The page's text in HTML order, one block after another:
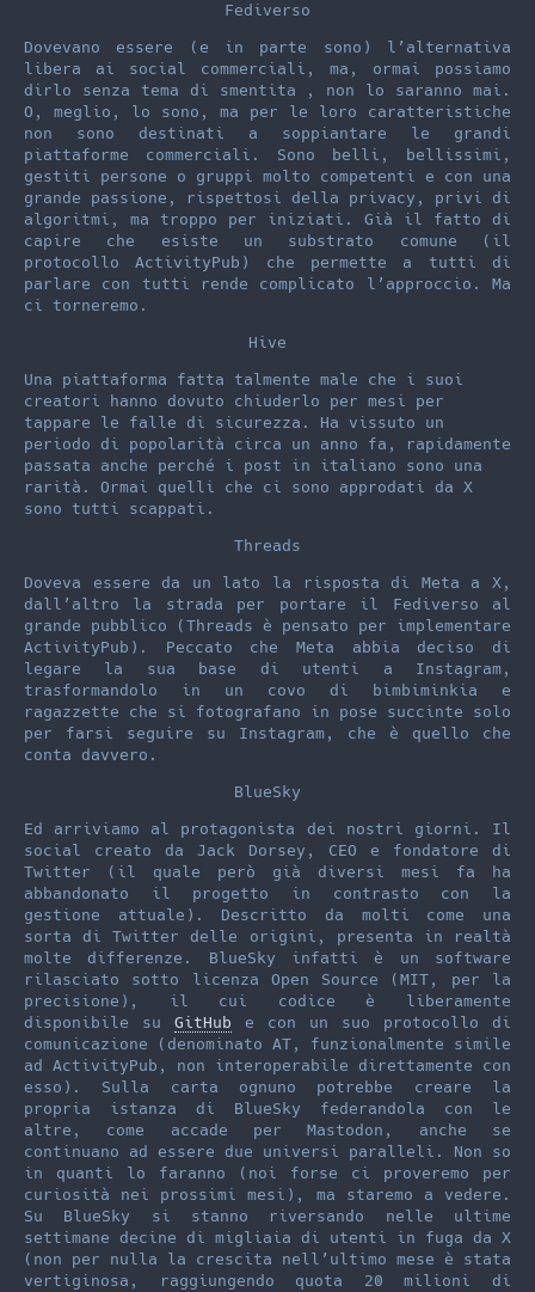
Fediverso
Dovevano essere (e in parte sono) l’alternativa
libera ai social commerciali, ma, ormai possiamo
dirlo senza tema di smentita , non lo saranno mai.
O, meglio, lo sono, ma per le loro caratteristiche
non sono destinati a soppiantare le grandi
piattaforme commerciali. Sono belli, bellissimi,
gestiti persone o gruppi molto competenti e con una
grande passione, rispettosi della privacy, privi di
algoritmi, ma troppo per iniziati. Già il fatto di
capire che esiste un substrato comune (il
protocollo ActivityPub) che permette a tutti di
parlare con tutti rende complicato l’approccio. Ma
ci torneremo.
Hive
Una piattaforma fatta talmente male che i suoi
creatori hanno dovuto chiuderlo per mesi per
tappare le falle di sicurezza. Ha vissuto un
periodo di popolarità circa un anno fa, rapidamente
passata anche perché i post in italiano sono una
rarità. Ormai quelli che ci sono approdati da X
sono tutti scappati.
Threads
Doveva essere da un lato la risposta di Meta a X,
dall’altro la strada per portare il Fediverso al
grande pubblico (Threads è pensato per implementare
ActivityPub). Peccato che Meta abbia deciso di
legare la sua base di utenti a Instagram,
trasformandolo in un covo di bimbiminkia e
ragazzette che si fotografano in pose succinte solo
per farsi seguire su Instagram, che è quello che
conta davvero.
BlueSky
Ed arriviamo al protagonista dei nostri giorni. Il
social creato da Jack Dorsey, CEO e fondatore di
Twitter (il quale però già diversi mesi fa ha
abbandonato il progetto in contrasto con la
gestione attuale). Descritto da molti come una
sorta di Twitter delle origini, presenta in realtà
molte differenze. BlueSky infatti è un software
rilasciato sotto licenza Open Source (MIT, per la
precisione), il cui codice è liberamente
disponibile su GitHub e con un suo protocollo di
comunicazione (denominato AT, funzionalmente simile
ad ActivityPub, non interoperabile direttamente con
esso). Sulla carta ognuno potrebbe creare la
propria istanza di BlueSky federandola con le
altre, come accade per Mastodon, anche se
continuano ad essere due universi paralleli. Non so
in quanti lo faranno (noi forse ci proveremo per
curiosità nei prossimi mesi), ma staremo a vedere.
Su BlueSky si stanno riversando nelle ultime
settimane decine di migliaia di utenti in fuga da X
(non per nulla la crescita nell’ultimo mese è stata
vertiginosa, raggiungendo quota 20 milioni di